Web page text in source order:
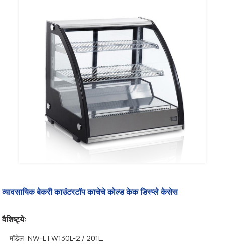
व्यावसायिक बेकरी काउंटरटॉप काचेचे कोल्ड केक डिस्प्ले केसेस
वैशिष्ट्ये:
मॉडेल: NW-LTW130L-2 / 201L.